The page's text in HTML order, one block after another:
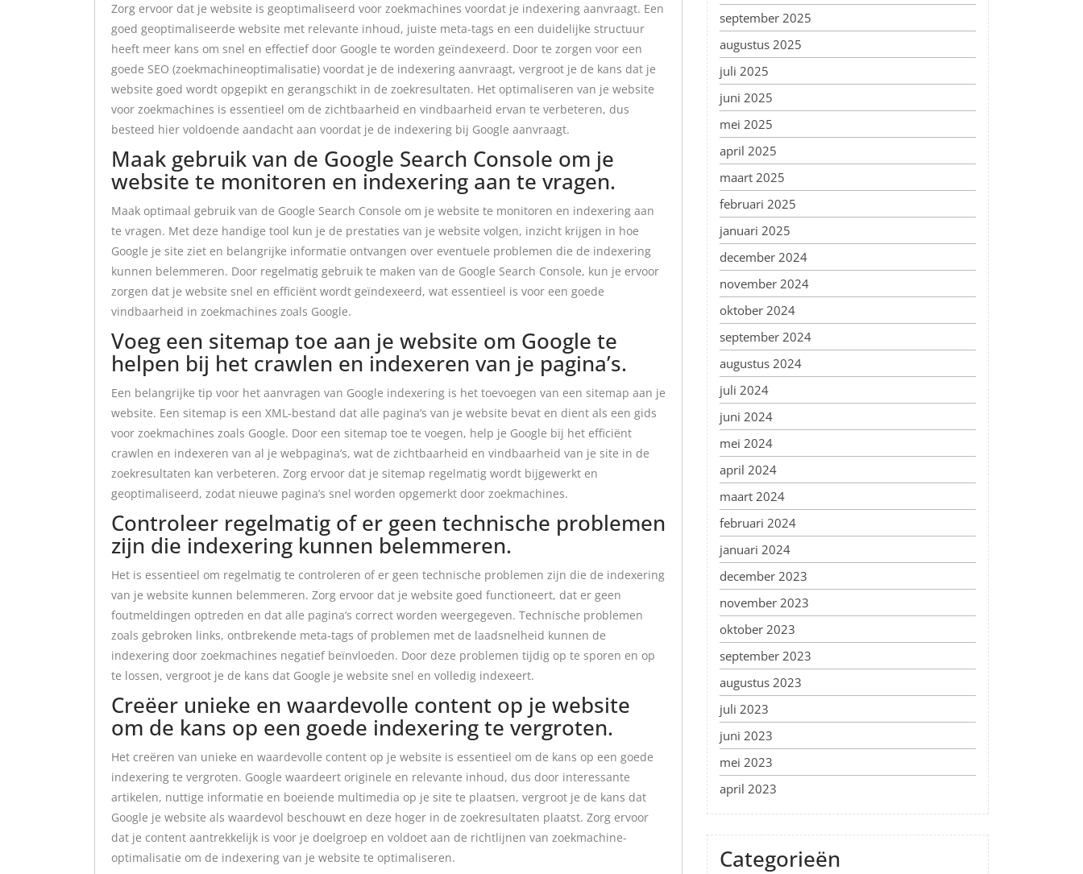
Zorg ervoor dat je website is geoptimaliseerd voor zoekmachines voordat je indexering aanvraagt. Een
goed geoptimaliseerde website met relevante inhoud, juiste meta-tags en een duidelijke structuur
heeft meer kans om snel en effectief door Google te worden geïndexeerd. Door te zorgen voor een
goede SEO (zoekmachineoptimalisatie) voordat je de indexering aanvraagt, vergroot je de kans dat je
website goed wordt opgepikt en gerangschikt in de zoekresultaten. Het optimaliseren van je website
voor zoekmachines is essentieel om de zichtbaarheid en vindbaarheid ervan te verbeteren, dus
besteed hier voldoende aandacht aan voordat je de indexering bij Google aanvraagt.
Maak gebruik van de Google Search Console om je
website te monitoren en indexering aan te vragen.
Maak optimaal gebruik van de Google Search Console om je website te monitoren en indexering aan
te vragen. Met deze handige tool kun je de prestaties van je website volgen, inzicht krijgen in hoe
Google je site ziet en belangrijke informatie ontvangen over eventuele problemen die de indexering
kunnen belemmeren. Door regelmatig gebruik te maken van de Google Search Console, kun je ervoor
zorgen dat je website snel en efficiënt wordt geïndexeerd, wat essentieel is voor een goede
vindbaarheid in zoekmachines zoals Google.
Voeg een sitemap toe aan je website om Google te
helpen bij het crawlen en indexeren van je pagina’s.
Een belangrijke tip voor het aanvragen van Google indexering is het toevoegen van een sitemap aan je
website. Een sitemap is een XML-bestand dat alle pagina’s van je website bevat en dient als een gids
voor zoekmachines zoals Google. Door een sitemap toe te voegen, help je Google bij het efficiënt
crawlen en indexeren van al je webpagina’s, wat de zichtbaarheid en vindbaarheid van je site in de
zoekresultaten kan verbeteren. Zorg ervoor dat je sitemap regelmatig wordt bijgewerkt en
geoptimaliseerd, zodat nieuwe pagina’s snel worden opgemerkt door zoekmachines.
Controleer regelmatig of er geen technische problemen
zijn die indexering kunnen belemmeren.
Het is essentieel om regelmatig te controleren of er geen technische problemen zijn die de indexering
van je website kunnen belemmeren. Zorg ervoor dat je website goed functioneert, dat er geen
foutmeldingen optreden en dat alle pagina’s correct worden weergegeven. Technische problemen
zoals gebroken links, ontbrekende meta-tags of problemen met de laadsnelheid kunnen de
indexering door zoekmachines negatief beïnvloeden. Door deze problemen tijdig op te sporen en op
te lossen, vergroot je de kans dat Google je website snel en volledig indexeert.
Creëer unieke en waardevolle content op je website
om de kans op een goede indexering te vergroten.
Het creëren van unieke en waardevolle content op je website is essentieel om de kans op een goede
indexering te vergroten. Google waardeert originele en relevante inhoud, dus door interessante
artikelen, nuttige informatie en boeiende multimedia op je site te plaatsen, vergroot je de kans dat
Google je website als waardevol beschouwt en deze hoger in de zoekresultaten plaatst. Zorg ervoor
dat je content aantrekkelijk is voor je doelgroep en voldoet aan de richtlijnen van zoekmachine-
optimalisatie om de indexering van je website te optimaliseren.
september 2025
augustus 2025
juli 2025
juni 2025
mei 2025
april 2025
maart 2025
februari 2025
januari 2025
december 2024
november 2024
oktober 2024
september 2024
augustus 2024
juli 2024
juni 2024
mei 2024
april 2024
maart 2024
februari 2024
januari 2024
december 2023
november 2023
oktober 2023
september 2023
augustus 2023
juli 2023
juni 2023
mei 2023
april 2023
Categorieën